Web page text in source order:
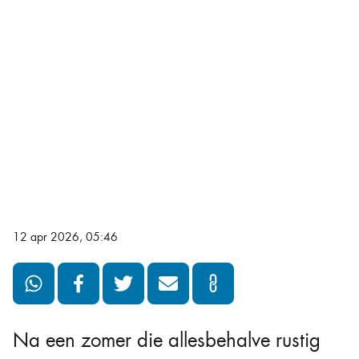
12 apr 2026, 05:46
Na een zomer die allesbehalve rustig